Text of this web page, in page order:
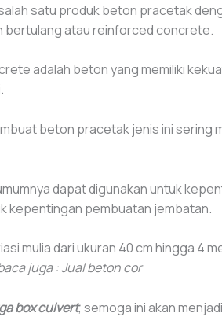
satu produk beton pracetak
bertulang atau reinforced concrete.
adalah beton yang memiliki
beton pracetak jenis ini
dapat digunakan untuk
kepentingan pembuatan jembatan.
mulia dari ukuran 40 cm hingga 4
juga : Jual beton cor
box culvert, semoga ini akan